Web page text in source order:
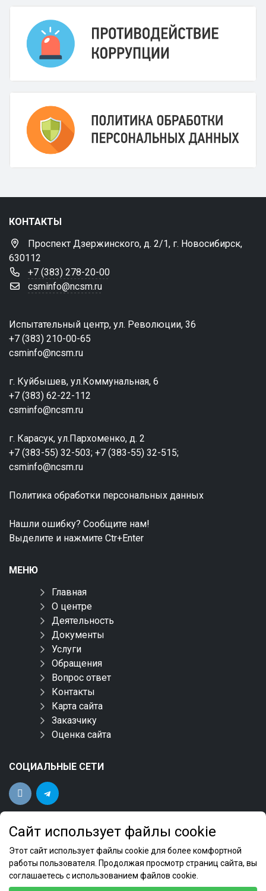
КОНТАКТЫ
Проспект Дзержинского, д. 2/1, г. Новосибирск,
630112
+7 (383) 278-20-00
csminfo@ncsm.ru
Испытательный центр, ул. Революции, 36
+7 (383) 210-00-65
csminfo@ncsm.ru
г. Куйбышев, ул.Коммунальная, 6
+7 (383) 62-22-112
csminfo@ncsm.ru
г. Карасук, ул.Пархоменко, д. 2
+7 (383-55) 32-503; +7 (383-55) 32-515;
csminfo@ncsm.ru
Политика обработки персональных данных
Нашли ошибку? Сообщите нам!
Выделите и нажмите Ctr+Enter
МЕНЮ
Главная
О центре
Деятельность
Документы
Услуги
Обращения
Вопрос ответ
Контакты
Карта сайта
Заказчику
Оценка сайта
СОЦИАЛЬНЫЕ СЕТИ
ФБУ "Новосибирский ЦСМ" 2022 © Все права
Сайт использует файлы cookie
Этот сайт использует файлы cookie для более комфортной
работы пользователя. Продолжая просмотр страниц сайта, вы
соглашаетесь с использованием файлов cookie.